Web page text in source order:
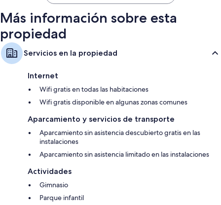
Más información sobre esta
propiedad
Servicios en la propiedad
Internet
Wifi gratis en todas las habitaciones
Wifi gratis disponible en algunas zonas comunes
Aparcamiento y servicios de transporte
Aparcamiento sin asistencia descubierto gratis en las
instalaciones
Aparcamiento sin asistencia limitado en las instalaciones
Actividades
Gimnasio
Parque infantil